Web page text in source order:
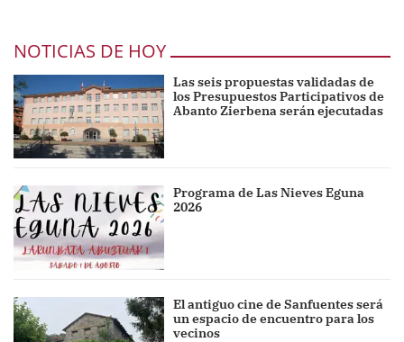
NOTICIAS DE HOY
Las seis propuestas validadas de
los Presupuestos Participativos de
Abanto Zierbena serán ejecutadas
Programa de Las Nieves Eguna
2026
El antiguo cine de Sanfuentes será
un espacio de encuentro para los
vecinos